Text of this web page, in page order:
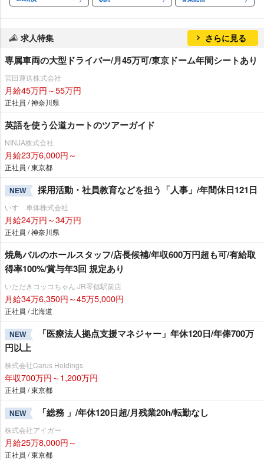
求人特集 さらに見る
専属車両の大型ドライバー/月45万可/東京ドーム年間シートあり
宮田運送株式会社
月給45万円～55万円
正社員 / 神奈川県
英語を使う公道カートのツアーガイド
NINJA株式会社
月給23万6,000円～
正社員 / 東京都
NEW 採用活動・社員教育などを担う「人事」/年間休日121日
いすゞ車体株式会社
月給24万円～34万円
正社員 / 神奈川県
焼鳥バルのホールスタッフ/店長候補/年収600万円超も可/有給取
得率100%/賞与年3回 規定あり
いただきコッコちゃん JR琴似駅前店
月給34万6,350円～45万5,000円
正社員 / 北海道
NEW
「医療法人拠点支援マネジャー」年休120日/年俸700万
円以上
株式会社Carus Holdings
年収700万円～1,200万円
正社員 / 東京都
NEW 「総務 」/年休120日超/月残業20h/転勤なし
株式会社アイガー
月給25万8,000円～
正社員 / 東京都